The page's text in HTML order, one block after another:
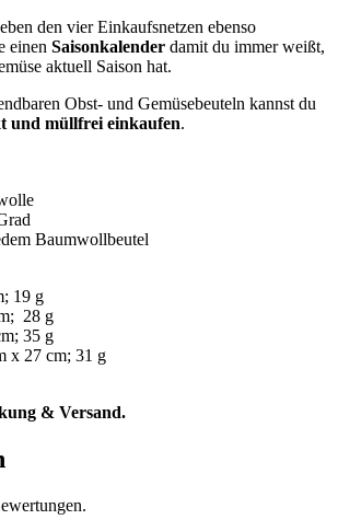
den vier Einkaufsnetzen ebenso
einen Saisonkalender damit du immer weißt,
aktuell Saison hat.
Obst- und Gemüsebeuteln kannst du
und müllfrei einkaufen.
Baumwollbeutel
19 g
28 g
35 g
x 27 cm; 31 g
& Versand.